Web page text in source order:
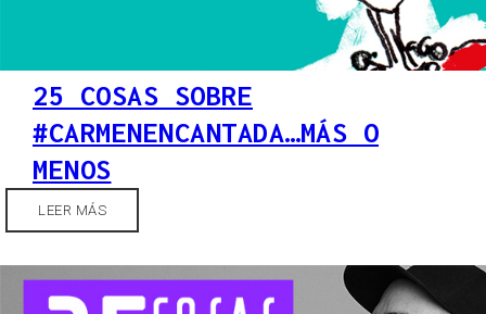
25 COSAS SOBRE
#CARMENENCANTADA…MÁS O
MENOS
LEER MÁS